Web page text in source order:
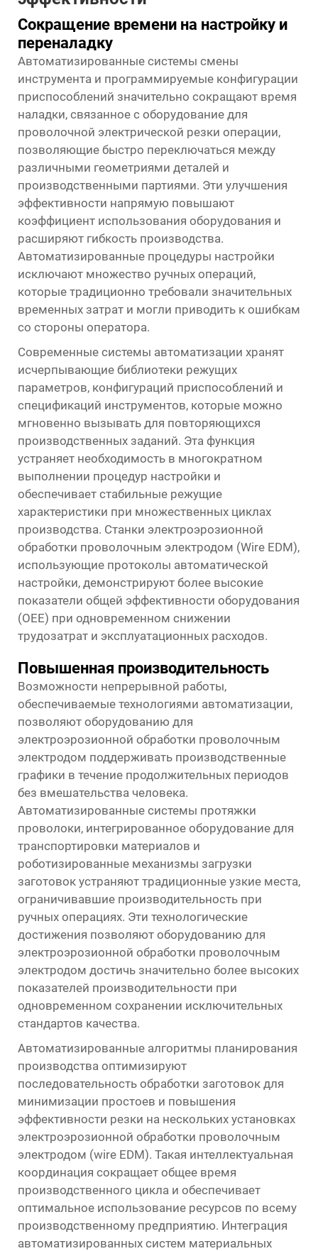
Сокращение времени на настройку и
переналадку
Автоматизированные системы смены
инструмента и программируемые конфигурации
приспособлений значительно сокращают время
наладки, связанное с оборудование для
проволочной электрической резки операции,
позволяющие быстро переключаться между
различными геометриями деталей и
производственными партиями. Эти улучшения
эффективности напрямую повышают
коэффициент использования оборудования и
расширяют гибкость производства.
Автоматизированные процедуры настройки
исключают множество ручных операций,
которые традиционно требовали значительных
временных затрат и могли приводить к ошибкам
со стороны оператора.
Современные системы автоматизации хранят
исчерпывающие библиотеки режущих
параметров, конфигураций приспособлений и
спецификаций инструментов, которые можно
мгновенно вызывать для повторяющихся
производственных заданий. Эта функция
устраняет необходимость в многократном
выполнении процедур настройки и
обеспечивает стабильные режущие
характеристики при множественных циклах
производства. Станки электроэрозионной
обработки проволочным электродом (Wire EDM),
использующие протоколы автоматической
настройки, демонстрируют более высокие
показатели общей эффективности оборудования
(OEE) при одновременном снижении
трудозатрат и эксплуатационных расходов.
Повышенная производительность
Возможности непрерывной работы,
обеспечиваемые технологиями автоматизации,
позволяют оборудованию для
электроэрозионной обработки проволочным
электродом поддерживать производственные
графики в течение продолжительных периодов
без вмешательства человека.
Автоматизированные системы протяжки
проволоки, интегрированное оборудование для
транспортировки материалов и
роботизированные механизмы загрузки
заготовок устраняют традиционные узкие места,
ограничивавшие производительность при
ручных операциях. Эти технологические
достижения позволяют оборудованию для
электроэрозионной обработки проволочным
электродом достичь значительно более высоких
показателей производительности при
одновременном сохранении исключительных
стандартов качества.
Автоматизированные алгоритмы планирования
производства оптимизируют
последовательность обработки заготовок для
минимизации простоев и повышения
эффективности резки на нескольких установках
электроэрозионной обработки проволочным
электродом (wire EDM). Такая интеллектуальная
координация сокращает общее время
производственного цикла и обеспечивает
оптимальное использование ресурсов по всему
производственному предприятию. Интеграция
автоматизированных систем материальных